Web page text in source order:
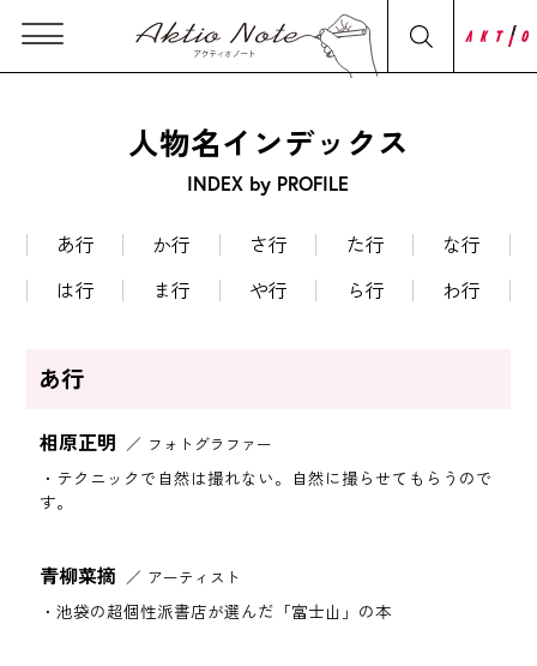
人物名インデックス
INDEX by PROFILE
あ行 か行 さ行 た行
な行
は行
ま行 や行 ら行 わ行
あ行
相原正明
フォトグラファー
テクニックで自然は撮れない。自然に撮らせてもらうので
す。
青柳菜摘
アーティスト
池袋の超個性派書店が選んだ「富士山」の本